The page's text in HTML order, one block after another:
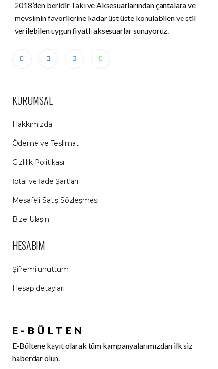
2018’den beridir Takı ve Aksesuarlarından çantalara ve
mevsimin favorilerine kadar üst üste konulabilen ve stil
verilebilen uygun fiyatlı aksesuarlar sunuyoruz.
KURUMSAL
Hakkımızda
Ödeme ve Teslimat
Gizlilik Politikası
İptal ve İade Şartları
Mesafeli Satış Sözleşmesi
Bize Ulaşın
HESABIM
Şifremi unuttum
Hesap detayları
E-BÜLTEN
E-Bültene kayıt olarak tüm kampanyalarımızdan ilk siz
haberdar olun.